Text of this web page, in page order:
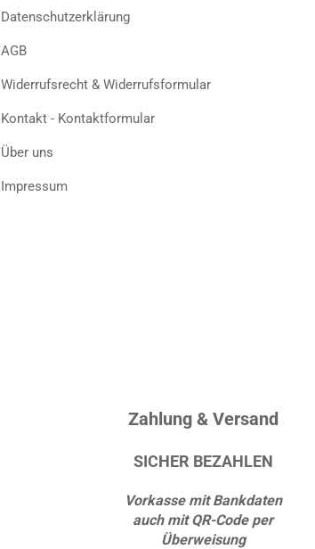
Datenschutzerklärung
AGB
Widerrufsrecht & Widerrufsformular
Kontakt - Kontaktformular
Über uns
Impressum
Zahlung & Versand
SICHER BEZAHLEN
Vorkasse mit Bankdaten
auch mit QR-Code per
Überweisung